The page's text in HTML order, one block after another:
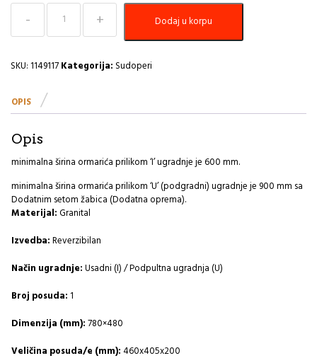
Sudoper
780x480
Intermezzo
deep
A
Dodaj u korpu
SKU: 1149117Kategorija: Sudoperi
OPIS
Opis
minimalna širina ormarića prilikom ‘I’ ugradnje je 600 mm.
minimalna širina ormarića prilikom ‘U’ (podgradni) ugradnje je 900 mm sa
Dodatnim setom žabica (Dodatna oprema).
Materijal:Granital
Izvedba:Reverzibilan
Način ugradnje:Usadni (I) / Podpultna ugradnja (U)
Broj posuda: 1
Dimenzija (mm):780×480
Veličina posuda/e (mm):460x405x200